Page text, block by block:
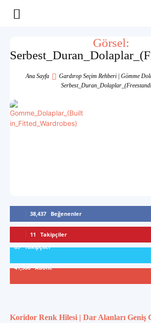
Yaşam
Alanınıza
İlham
Görsel:
Ana Sayfa
Gardırop Seçim Rehberi | Gömme
38,437 Beğenenler
11 Takipçiler
89 Takipçiler
41,300 Abone
Koridor Renk Hilesi | Dar Alanları Geniş